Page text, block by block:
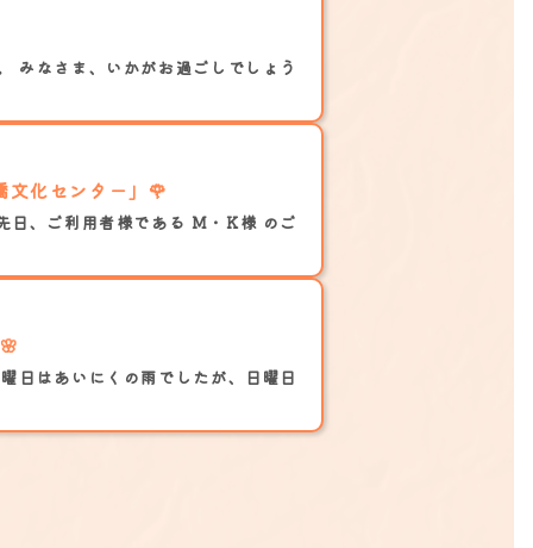
なさま、いかがお過ごしでしょう
化センター」🌹
日、ご利用者様である M・K様 のご
日はあいにくの雨でしたが、日曜日